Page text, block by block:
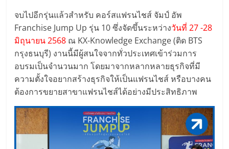
ที่
ปรึกษา
แฟ
รน
ไชส์,
จบไปอีกรุ่นแล้วสำหรับ คอร์สแฟรนไชส์ จัมป์ อัพ
Franchise Jump Up รุ่น 10 ซึ่งจัดขึ้นระหว่างวันที่ 27 -28
มิถุนายน 2568 ณ KX-Knowledge Exchange (ติด BTS
กรุงธนบุรี) งานนี้มีผู้สนใจจากทั่วประเทศเข้าร่วมการ
อบรมเป็นจำนวนมาก โดยมาจากหลากหลายธุรกิจที่มี
ความตั้งใจอยากสร้างธุรกิจให้เป็นแฟรนไชส์ หรือบางคน
ต้องการขยายสาขาแฟรนไชส์ได้อย่างมีประสิทธิภาพ